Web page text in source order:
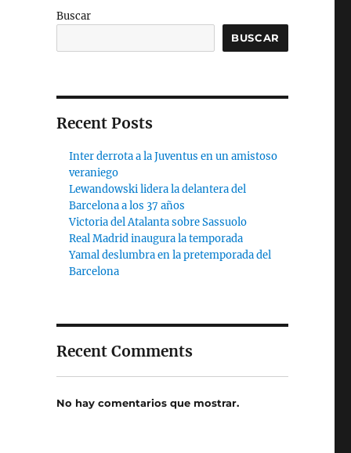
Buscar
BUSCAR
Recent Posts
Inter derrota a la Juventus en un amistoso
veraniego
Lewandowski lidera la delantera del
Barcelona a los 37 años
Victoria del Atalanta sobre Sassuolo
Real Madrid inaugura la temporada
Yamal deslumbra en la pretemporada del
Barcelona
Recent Comments
No hay comentarios que mostrar.